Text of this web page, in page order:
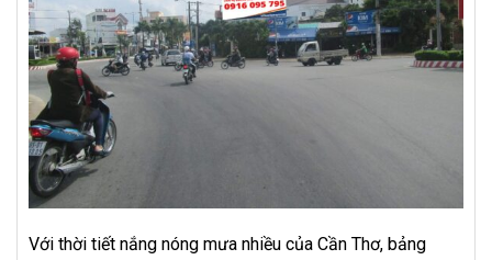
Với thời tiết nắng nóng mưa nhiều của Cần Thơ, bảng